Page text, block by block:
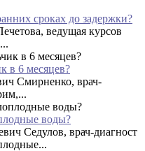
сроках до задержки?
ведущая курсов
в 6 месяцев?
Смирненко, врач-
воды?
Седулов, врач-диагност